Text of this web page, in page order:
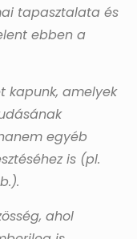
tapasztalata és
ebben a
kapunk, amelyek
egyéb
is (pl.
ahol